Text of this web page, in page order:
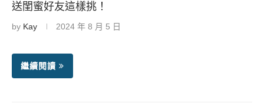
送閨蜜好友這樣挑！
by Kay 2024 年 8 月 5 日
繼續閱讀